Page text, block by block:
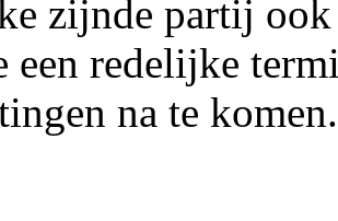
zijnde partij
een redelijke
na te